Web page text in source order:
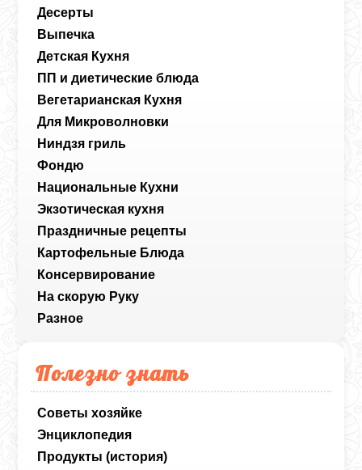
Десерты
Выпечка
Детская Кухня
ПП и диетические блюда
Вегетарианская Кухня
Для Микроволновки
Ниндзя гриль
Фондю
Национальные Кухни
Экзотическая кухня
Праздничные рецепты
Картофельные Блюда
Консервирование
На скорую Руку
Разное
Полезно знать
Советы хозяйке
Энциклопедия
Продукты (история)